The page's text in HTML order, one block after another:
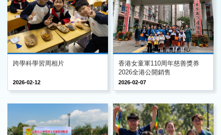
跨學科學習周相片
2026-02-12
香港女童軍110周年慈善獎券
2026全港公開銷售
2026-02-07